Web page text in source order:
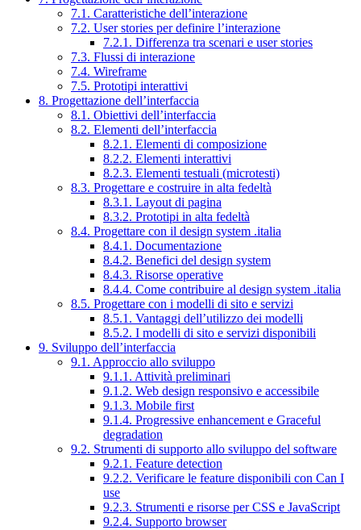
7.1. Caratteristiche dell’interazione
7.2. User stories per definire l’interazione
7.2.1. Differenza tra scenari e user stories
7.3. Flussi di interazione
7.4. Wireframe
7.5. Prototipi interattivi
8. Progettazione dell’interfaccia
8.1. Obiettivi dell’interfaccia
8.2. Elementi dell’interfaccia
8.2.1. Elementi di composizione
8.2.2. Elementi interattivi
8.2.3. Elementi testuali (microtesti)
8.3. Progettare e costruire in alta fedeltà
8.3.1. Layout di pagina
8.3.2. Prototipi in alta fedeltà
8.4. Progettare con il design system .italia
8.4.1. Documentazione
8.4.2. Benefici del design system
8.4.3. Risorse operative
8.4.4. Come contribuire al design system .italia
8.5. Progettare con i modelli di sito e servizi
8.5.1. Vantaggi dell’utilizzo dei modelli
8.5.2. I modelli di sito e servizi disponibili
9. Sviluppo dell’interfaccia
9.1. Approccio allo sviluppo
9.1.1. Attività preliminari
9.1.2. Web design responsivo e accessibile
9.1.3. Mobile first
9.1.4. Progressive enhancement e Graceful
degradation
9.2. Strumenti di supporto allo sviluppo del software
9.2.1. Feature detection
9.2.2. Verificare le feature disponibili con Can I
use
9.2.3. Strumenti e risorse per CSS e JavaScript
9.2.4. Supporto browser